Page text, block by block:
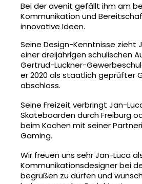
Bei der avenit gefällt ihm am
Kommunikation und
innovative Ideen.
Seine Design-Kenntnisse zieht
einer dreijährigen schulischen
Gertrud-Luckner-
er 2020 als staatlich geprüfter
abschloss.
Seine Freizeit verbringt Jan-
Skateboarden durch Freiburg
beim Kochen mit seiner
Gaming.
Wir freuen uns sehr Jan-Luca
Kommunikationsdesigner bei
begrüßen zu dürfen und